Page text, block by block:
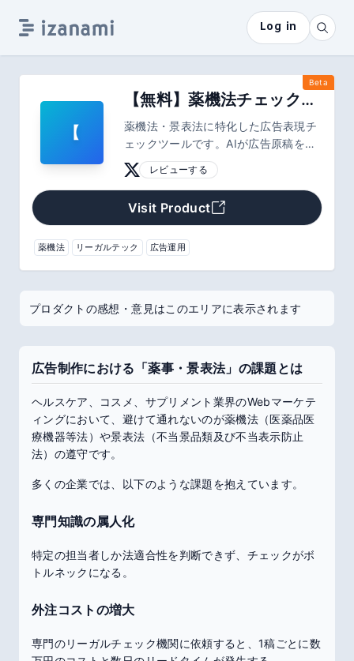
Log in
Beta
【
【無料】薬機法チェックツール『薬事ディフェンダー』
薬機法・景表法に特化した広告表現チ
ェックツールです。AIが広告原稿を自
動解析し、法令違反のリスクがある箇
所を瞬時に抽出。代替表現の提案まで
行うため、専門知識がなくても迅速か
つ安全なクリエイティブ制作が可能で
す。制作時間の短縮とコンプライアン
ス遵守を同時に実現します。
レビューする
Visit Product
薬機法 リーガルテック 広告運用
プロダクトの感想・意見はこのエリアに表示されます
広告制作における「薬事・景表法」の課題とは
ヘルスケア、コスメ、サプリメント業界のWebマーケテ
ィングにおいて、避けて通れないのが薬機法（医薬品医
療機器等法）や景表法（不当景品類及び不当表示防止
法）の遵守です。
多くの企業では、以下のような課題を抱えています。
専門知識の属人化
特定の担当者しか法適合性を判断できず、チェックがボ
トルネックになる。
外注コストの増大
専門のリーガルチェック機関に依頼すると、1稿ごとに数